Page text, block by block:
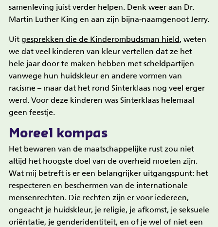
samenleving juist verder helpen. Denk weer aan Dr.
Martin Luther King en aan zijn bijna-naamgenoot Jerry.
Uit gesprekken die de Kinderombudsman hield, weten
we dat veel kinderen van kleur vertellen dat ze het
hele jaar door te maken hebben met scheldpartijen
vanwege hun huidskleur en andere vormen van
racisme – maar dat het rond Sinterklaas nog veel erger
werd. Voor deze kinderen was Sinterklaas helemaal
geen feestje.
Moreel kompas
Het bewaren van de maatschappelijke rust zou niet
altijd het hoogste doel van de overheid moeten zijn.
Wat mij betreft is er een belangrijker uitgangspunt: het
respecteren en beschermen van de internationale
mensenrechten. Die rechten zijn er voor iedereen,
ongeacht je huidskleur, je religie, je afkomst, je seksuele
oriëntatie, je genderidentiteit, en of je wel of niet een